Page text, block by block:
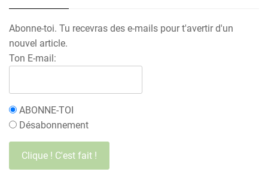
Abonne-toi. Tu recevras des e-mails pour t'avertir d'un
nouvel article.
Ton E-mail:
ABONNE-TOI
Désabonnement